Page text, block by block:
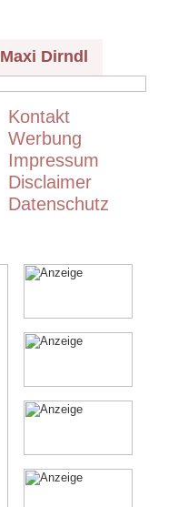
Maxi Dirndl
Kontakt
Werbung
Impressum
Disclaimer
Datenschutz